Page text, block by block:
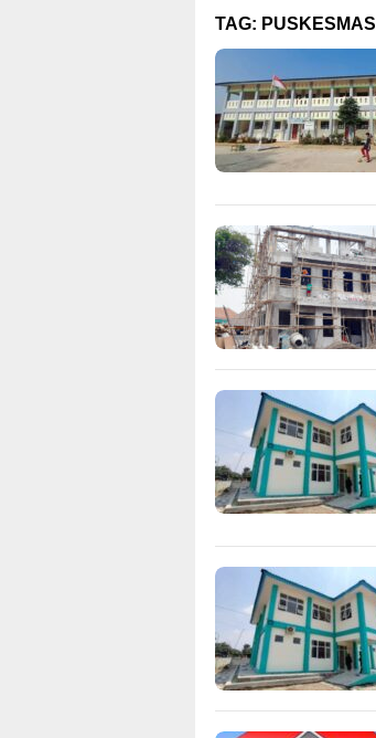
TAG: PUSKESMAS